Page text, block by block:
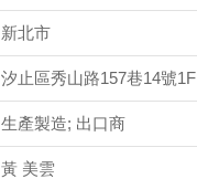
新北市
汐止區秀山路157巷14號1F
生產製造; 出口商
黃 美雲